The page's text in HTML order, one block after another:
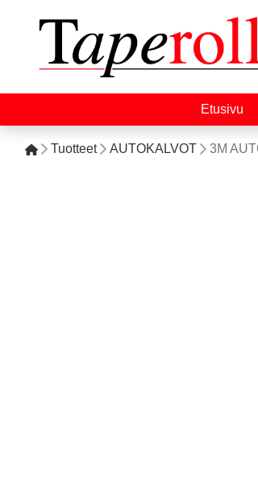
Etusivu
Tuotteet AUTOKALVOT 3M